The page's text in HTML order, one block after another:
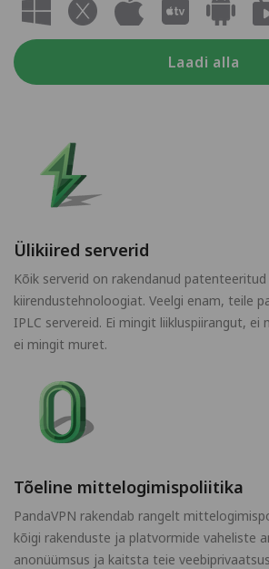
Laadi alla
Ülikiired serverid
Kõik serverid on rakendanud patenteeritud
kiirendustehnoloogiat. Veelgi enam, teile
IPLC servereid. Ei mingit liikluspiirangut, ei
ei mingit muret.
Tõeline mittelogimispoliitika
PandaVPN rakendab rangelt
kõigi rakenduste ja platvormide vaheliste
anonüümsus ja kaitsta teie